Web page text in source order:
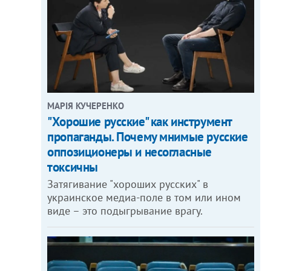
МАРІЯ КУЧЕРЕНКО
"Хорошие русские" как инструмент
пропаганды. Почему мнимые русские
оппозиционеры и несогласные
токсичны
Затягивание "хороших русских" в
украинское медиа-поле в том или ином
виде – это подыгрывание врагу.